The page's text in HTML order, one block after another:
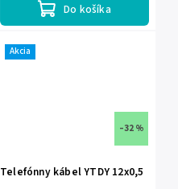
Do košíka
Akcia
–32 %
Telefónny kábel YTDY 12x0,5